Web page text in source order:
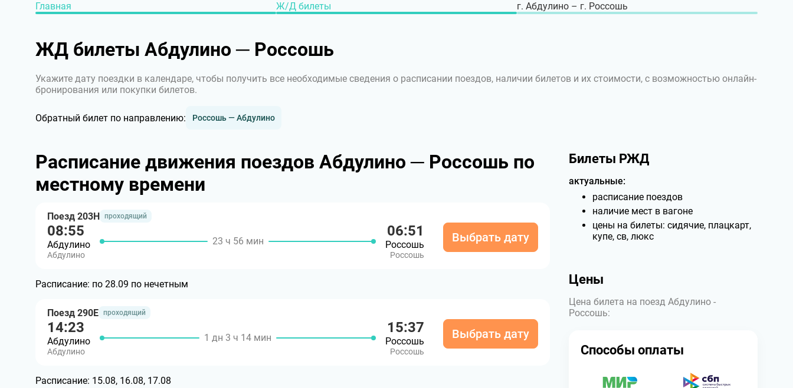
Главная Ж/Д билеты г. Абдулино – г. Россошь
ЖД билеты Абдулино ─ Россошь
Укажите дату поездки в календаре, чтобы получить все необходимые сведения о расписании поездов, наличии билетов и их стоимости, с возможностью онлайн-
бронирования или покупки билетов.
Обратный билет по направлению: Россошь — Абдулино
Расписание движения поездов Абдулино ─ Россошь по
местному времени
Поезд 203Н проходящий
08:55
Абдулино
Абдулино
23 ч 56 мин
06:51
Россошь
Россошь
Выбрать дату
Расписание: по 28.09 по нечетным
Поезд 290Е проходящий
14:23
Абдулино
Абдулино
1 дн 3 ч 14 мин
15:37
Россошь
Россошь
Выбрать дату
Расписание: 15.08, 16.08, 17.08
Билеты РЖД
актуальные:
расписание поездов
наличие мест в вагоне
цены на билеты: сидячие, плацкарт,
купе, св, люкс
Цены
Цена билета на поезд Абдулино -
Россошь:
Способы оплаты